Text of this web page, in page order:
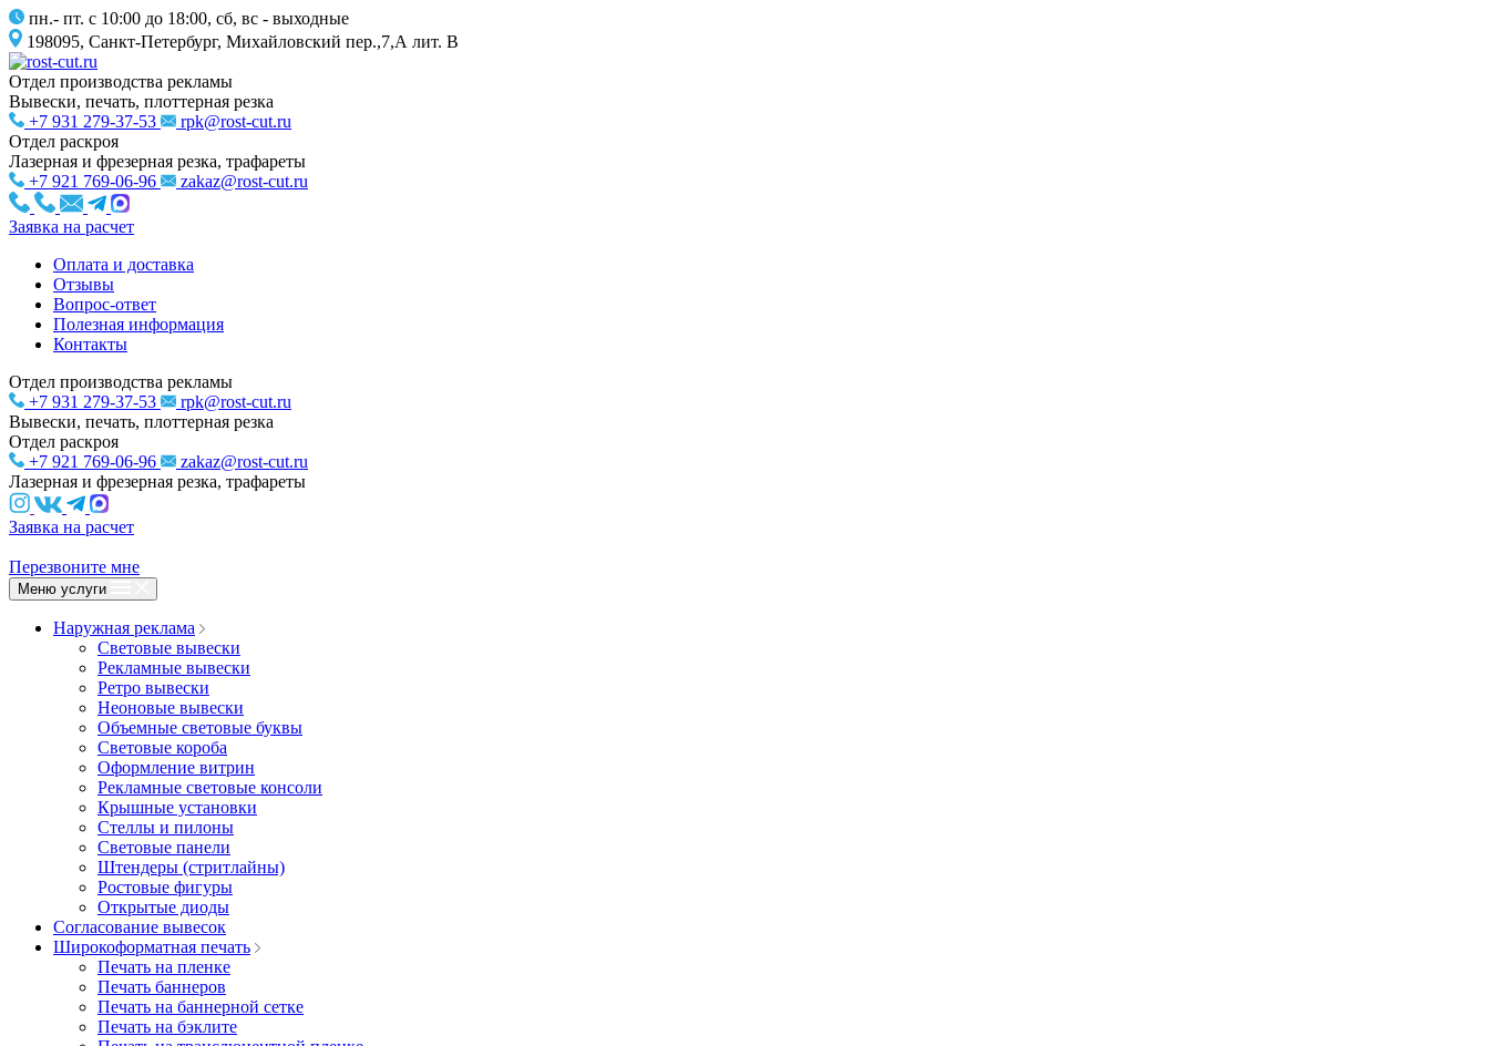
пн.- пт. с 10:00 до 18:00, сб, вс - выходные
198095, Санкт-Петербург, Михайловский пер.,7,А лит. В
Отдел производства рекламы
Вывески, печать, плоттерная резка
+7 931 279-37-53
rpk@rost-cut.ru
Отдел раскроя
Лазерная и фрезерная резка, трафареты
+7 921 769-06-96
zakaz@rost-cut.ru
Заявка на расчет
Оплата и доставка
Отзывы
Вопрос-ответ
Полезная информация
Контакты
Отдел производства рекламы
+7 931 279-37-53
rpk@rost-cut.ru
Вывески, печать, плоттерная резка
Отдел раскроя
+7 921 769-06-96
zakaz@rost-cut.ru
Лазерная и фрезерная резка, трафареты
Заявка на расчет
Перезвоните мне
Меню услуги
Наружная реклама
Световые вывески
Рекламные вывески
Ретро вывески
Неоновые вывески
Объемные световые буквы
Световые короба
Оформление витрин
Рекламные световые консоли
Крышные установки
Стеллы и пилоны
Световые панели
Штендеры (стритлайны)
Ростовые фигуры
Открытые диоды
Согласование вывесок
Широкоформатная печать
Печать на пленке
Печать баннеров
Печать на баннерной сетке
Печать на бэклите